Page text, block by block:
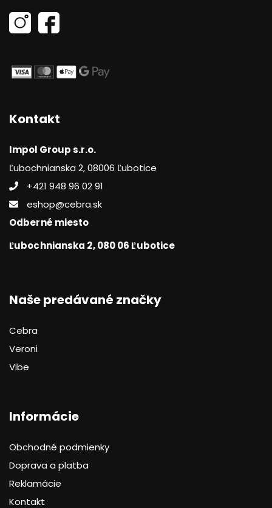
Kontakt
Impol Group s.r.o.
Ľubochnianska 2, 08006 Ľubotice
+421 948 96 02 91
eshop@cebra.sk
Odberné miesto
Ľubochnianska 2, 080 06 Ľubotice
Naše predávané značky
Cebra
Veroni
Vibe
Informácie
Obchodné podmienky
Doprava a platba
Reklamácie
Kontakt